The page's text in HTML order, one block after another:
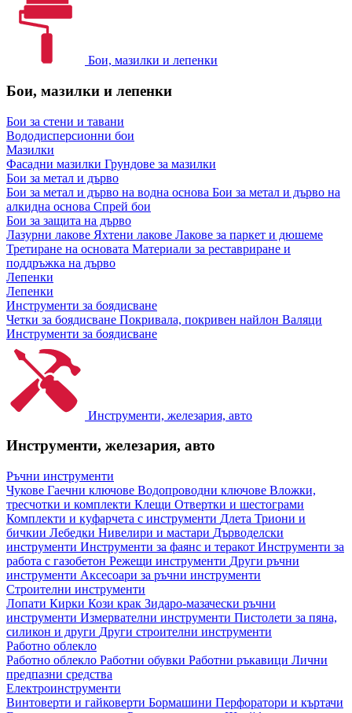
Бои, мазилки и лепенки
Бои, мазилки и лепенки
Бои за стени и тавани
Вододисперсионни бои
Мазилки
Фасадни мазилки Грундове за мазилки
Бои за метал и дърво
Бои за метал и дърво на водна основа Бои за метал и дърво на
алкидна основа Спрей бои
Бои за защита на дърво
Лазурни лакове Яхтени лакове Лакове за паркет и дюшеме
Третиране на основата Материали за реставриране и
поддръжка на дърво
Лепенки
Лепенки
Инструменти за боядисване
Четки за боядисване Покривала, покривен найлон Валяци
Инструменти за боядисване
Инструменти, железария, авто
Инструменти, железария, авто
Ръчни инструменти
Чукове Гаечни ключове Водопроводни ключове Вложки,
тресчотки и комплекти Клещи Отвертки и шестограми
Комплекти и куфарчета с инструменти Длета Триони и
бичкии Лебедки Нивелири и мастари Дърводелски
инструменти Инструменти за фаянс и теракот Инструменти за
работа с газобетон Режещи инструменти Други ръчни
инструменти Аксесоари за ръчни инструменти
Строителни инструменти
Лопати Кирки Кози крак Зидаро-мазачески ръчни
инструменти Измервателни инструменти Пистолети за пяна,
силикон и други Други строителни инструменти
Работно облекло
Работно облекло Работни обувки Работни ръкавици Лични
предпазни средства
Електроинструменти
Винтоверти и гайковерти Бормашини Перфоратори и къртачи